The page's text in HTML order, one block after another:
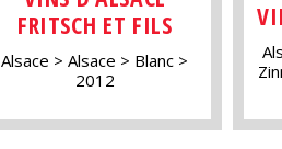
FRITSCH ET FILS
Alsace Alsace
Blanc
2012